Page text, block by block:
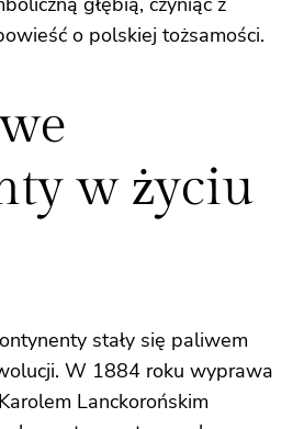
o polskiej tożsamości.
w życiu
stały się paliwem
W 1884 roku wyprawa
Lanckorońskim